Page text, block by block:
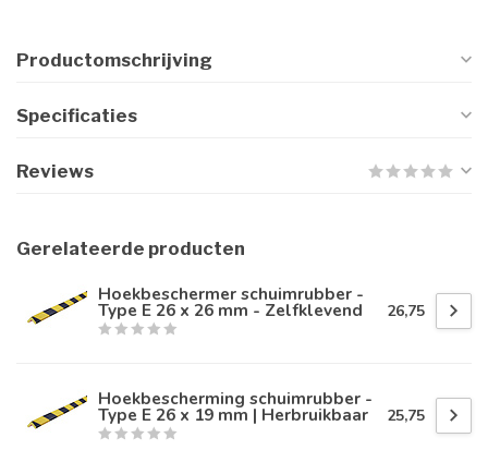
Productomschrijving
Specificaties
Reviews
Gerelateerde producten
Hoekbeschermer schuimrubber -
Type E 26 x 26 mm - Zelfklevend 26,75
Hoekbescherming schuimrubber -
Type E 26 x 19 mm | Herbruikbaar 25,75